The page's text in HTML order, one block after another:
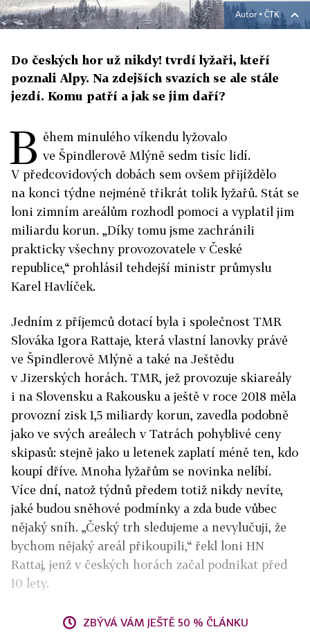
Autor ▪ ČTK
Do českých hor už nikdy! tvrdí lyžaři, kteří
poznali Alpy. Na zdejších svazích se ale stále
jezdí. Komu patří a jak se jim daří?
B ěhem minulého víkendu lyžovalo
ve Špindlerově Mlýně sedm tisíc lidí.
V předcovidových dobách sem ovšem přijíždělo
na konci týdne nejméně třikrát tolik lyžařů. Stát se
loni zimním areálům rozhodl pomoci a vyplatil jim
miliardu korun. „Díky tomu jsme zachránili
prakticky všechny provozovatele v České
republice,“ prohlásil tehdejší ministr průmyslu
Karel Havlíček.
Jedním z příjemců dotací byla i společnost TMR
Slováka Igora Rat­taje, která vlastní lanovky právě
ve Špindlerově Mlýně a také na Ještědu
v Jizerských horách. TMR, jež provozuje skiareály
i na Slovensku a Rakousku a ještě v roce 2018 měla
provozní zisk 1,5 miliardy korun, zavedla podobně
jako ve svých areálech v Tatrách pohyblivé ceny
skipasů: stejně jako u letenek zaplatí méně ten, kdo
koupí dříve. Mnoha lyžařům se novinka nelíbí.
Více dní, natož týdnů předem totiž nikdy nevíte,
jaké budou sněhové podmínky a zda bude vůbec
nějaký sníh. „Český trh sledujeme a nevylučuji, že
bychom nějaký areál přikoupili,“ řekl loni HN
Rattaj, jenž v českých horách začal podnikat před
10 lety.
ZBÝVÁ VÁM JEŠTĚ 50 % ČLÁNKU